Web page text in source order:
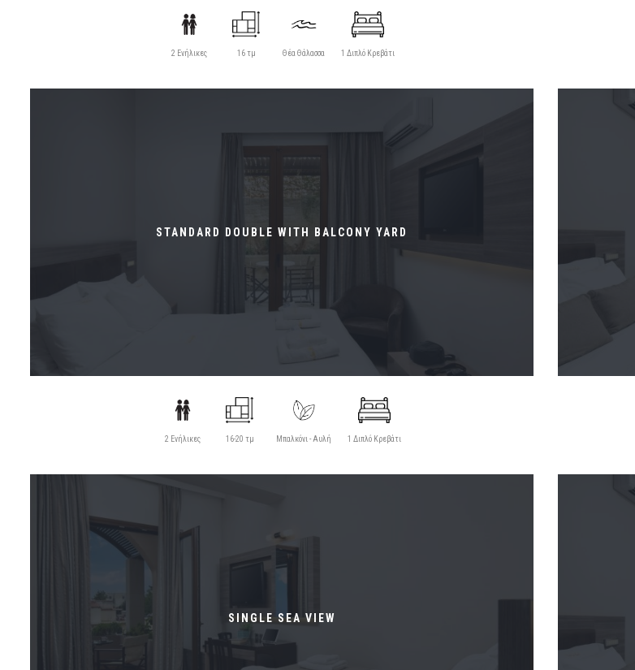
2 Ενήλικες 16 τμ Θέα Θάλασσα 1 Διπλό Κρεβάτι
STANDARD DOUBLE WITH BALCONY YARD
2 Ενήλικες 16-20 τμ Μπαλκόνι - Αυλή 1 Διπλό Κρεβάτι
SINGLE SEA VIEW